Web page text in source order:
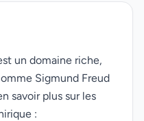
un domaine riche,
Sigmund Freud
savoir plus sur les
: